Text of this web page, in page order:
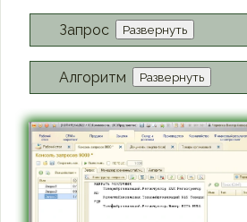
Запрос Развернуть
Алгоритм Развернуть